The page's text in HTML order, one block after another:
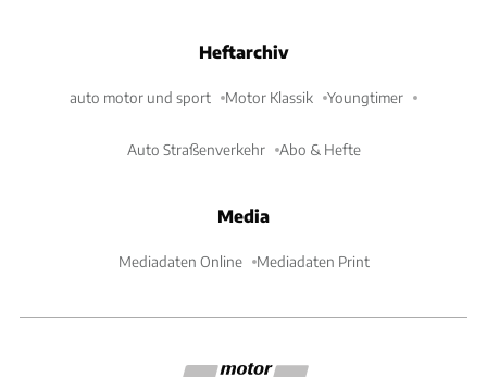
Heftarchiv
auto motor und sport Motor Klassik Youngtimer
Auto Straßenverkehr Abo & Hefte
Media
Mediadaten Online Mediadaten Print